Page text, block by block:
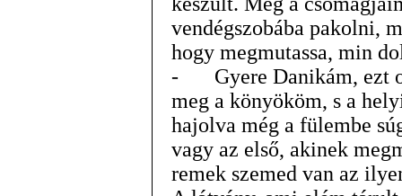
vendégszobába pakolni,
hogy megmutassa, min
-
Gyere Danikám, ezt
meg a könyököm, s a
hajolva még a fülembe
vagy az első, akinek
remek szemed van az